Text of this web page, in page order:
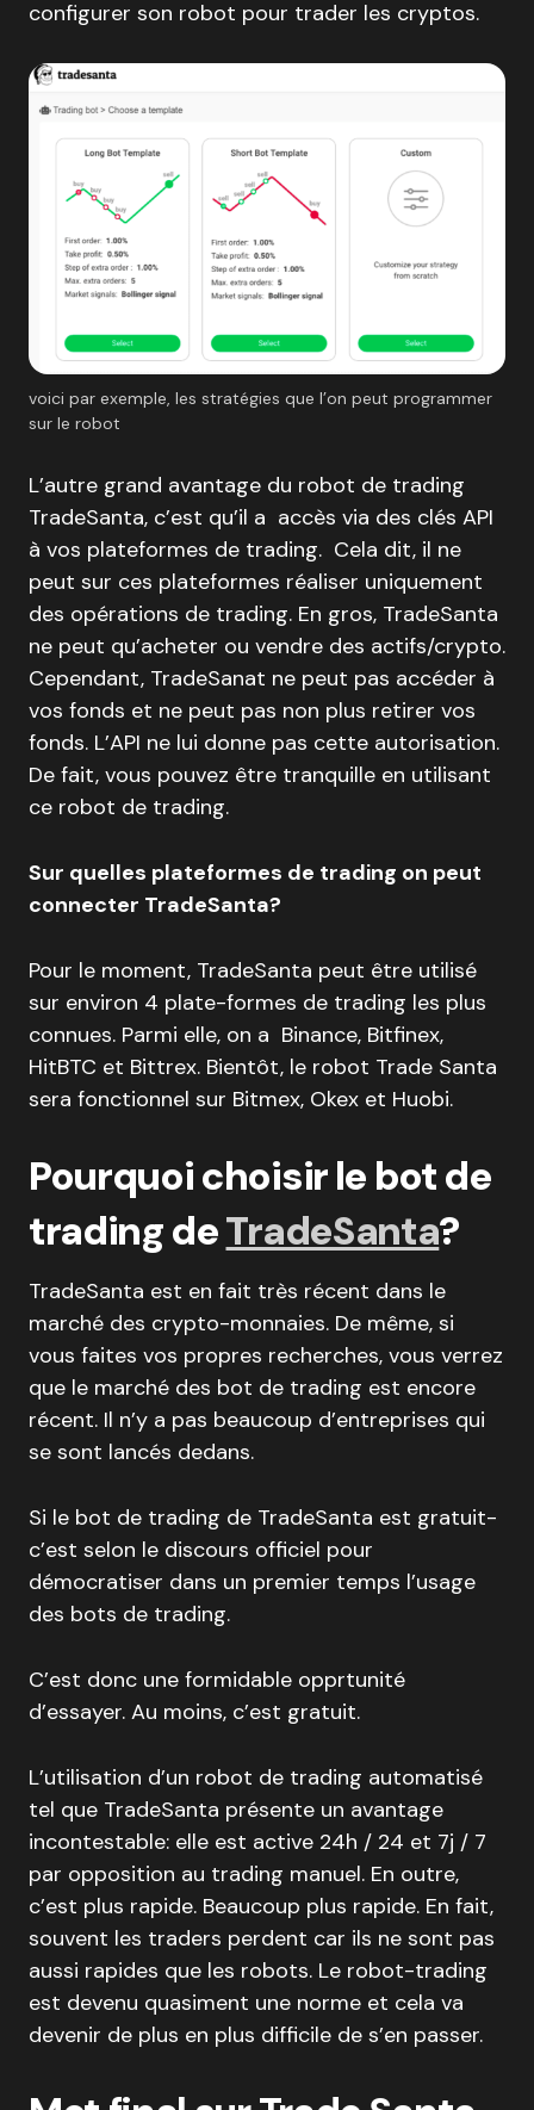
configurer son robot pour trader les cryptos.
voici par exemple, les stratégies que l’on peut programmer
sur le robot
L’autre grand avantage du robot de trading
TradeSanta, c’est qu’il a accès via des clés API
à vos plateformes de trading. Cela dit, il ne
peut sur ces plateformes réaliser uniquement
des opérations de trading. En gros, TradeSanta
ne peut qu’acheter ou vendre des actifs/crypto.
Cependant, TradeSanat ne peut pas accéder à
vos fonds et ne peut pas non plus retirer vos
fonds. L’API ne lui donne pas cette autorisation.
De fait, vous pouvez être tranquille en utilisant
ce robot de trading.
Sur quelles plateformes de trading on peut
connecter TradeSanta?
Pour le moment, TradeSanta peut être utilisé
sur environ 4 plate-formes de trading les plus
connues. Parmi elle, on a Binance, Bitfinex,
HitBTC et Bittrex. Bientôt, le robot Trade Santa
sera fonctionnel sur Bitmex, Okex et Huobi.
Pourquoi choisir le bot de
trading deTradeSanta?
TradeSanta est en fait très récent dans le
marché des crypto-monnaies. De même, si
vous faites vos propres recherches, vous verrez
que le marché des bot de trading est encore
récent. Il n’y a pas beaucoup d’entreprises qui
se sont lancés dedans.
Si le bot de trading de TradeSanta est gratuit-
c’est selon le discours officiel pour
démocratiser dans un premier temps l’usage
des bots de trading.
C’est donc une formidable opprtunité
d’essayer. Au moins, c’est gratuit.
L’utilisation d’un robot de trading automatisé
tel que TradeSanta présente un avantage
incontestable: elle est active 24h / 24 et 7j / 7
par opposition au trading manuel. En outre,
c’est plus rapide. Beaucoup plus rapide. En fait,
souvent les traders perdent car ils ne sont pas
aussi rapides que les robots. Le robot-trading
est devenu quasiment une norme et cela va
devenir de plus en plus difficile de s’en passer.